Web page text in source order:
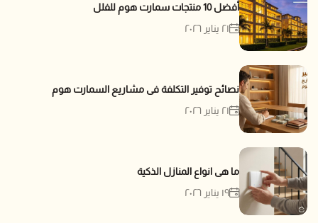
أفضل 10 منتجات سمارت هوم للفلل
٢١ يناير ٢٠٢٦
نصائح توفير التكلفة فى مشاريع السمارت هوم
٢١ يناير ٢٠٢٦
ما هى انواع المنازل الذكية
١٩ يناير ٢٠٢٦